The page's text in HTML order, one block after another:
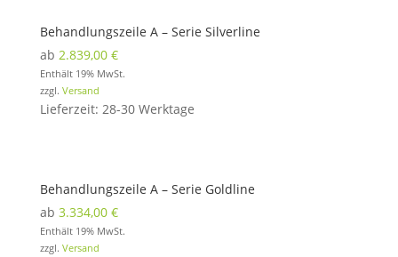
Behandlungszeile A – Serie Silverline
ab 2.839,00 €
Enthält 19% MwSt.
zzgl. Versand
Lieferzeit: 28-30 Werktage
Behandlungszeile A – Serie Goldline
ab 3.334,00 €
Enthält 19% MwSt.
zzgl. Versand